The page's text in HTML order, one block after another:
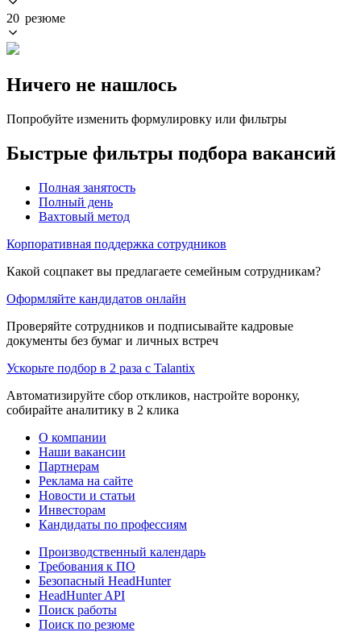
20 резюме
Ничего не нашлось
Попробуйте изменить формулировку или фильтры
Быстрые фильтры подбора вакансий
Полная занятость
Полный день
Вахтовый метод
Корпоративная поддержка сотрудников
Какой соцпакет вы предлагаете семейным сотрудникам?
Оформляйте кандидатов онлайн
Проверяйте сотрудников и подписывайте кадровые
документы без бумаг и личных встреч
Ускорьте подбор в 2 раза с Talantix
Автоматизируйте сбор откликов, настройте воронку,
собирайте аналитику в 2 клика
О компании
Наши вакансии
Партнерам
Реклама на сайте
Новости и статьи
Инвесторам
Кандидаты по профессиям
Производственный календарь
Требования к ПО
Безопасный HeadHunter
HeadHunter API
Поиск работы
Поиск по резюме